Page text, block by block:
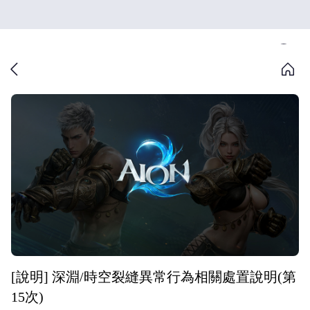
[說明] 深淵/時空裂縫異常行為相關處置說明(第
15次)